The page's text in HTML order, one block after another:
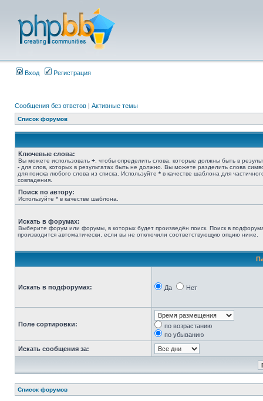
Вход Регистрация
Сообщения без ответов | Активные темы
Список форумов
Ключевые слова:
Вы можете использовать + , чтобы определить слова, которые должны быть в
- для слов, которых в результатах быть не должно. Вы можете разделить слова
для поиска любого слова из списка. Используйте * в качестве шаблона для
совпадения.
Поиск по автору:
Используйте * в качестве шаблона.
Искать в форумах:
Выберите форум или форумы, в которых будет произведён поиск. Поиск в
производится автоматически, если вы не отключили соответствующую опцию ниже.
Искать в подфорумах: Да Нет
Поле сортировки:
по возрастанию
по убыванию
Искать сообщения за:
Список форумов